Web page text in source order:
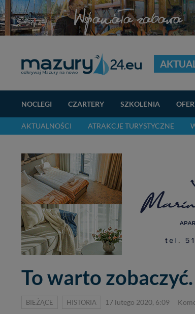
NOCLEGI CZARTERY SZKOLENIA
AKTUALNOŚCI ATRAKCJE TURYSTYCZNE
To warto
BIEŻĄCE HISTORIA 17 lutego 2020, 6:09